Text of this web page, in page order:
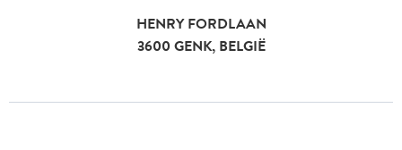
HENRY FORDLAAN
3600 GENK, BELGIË